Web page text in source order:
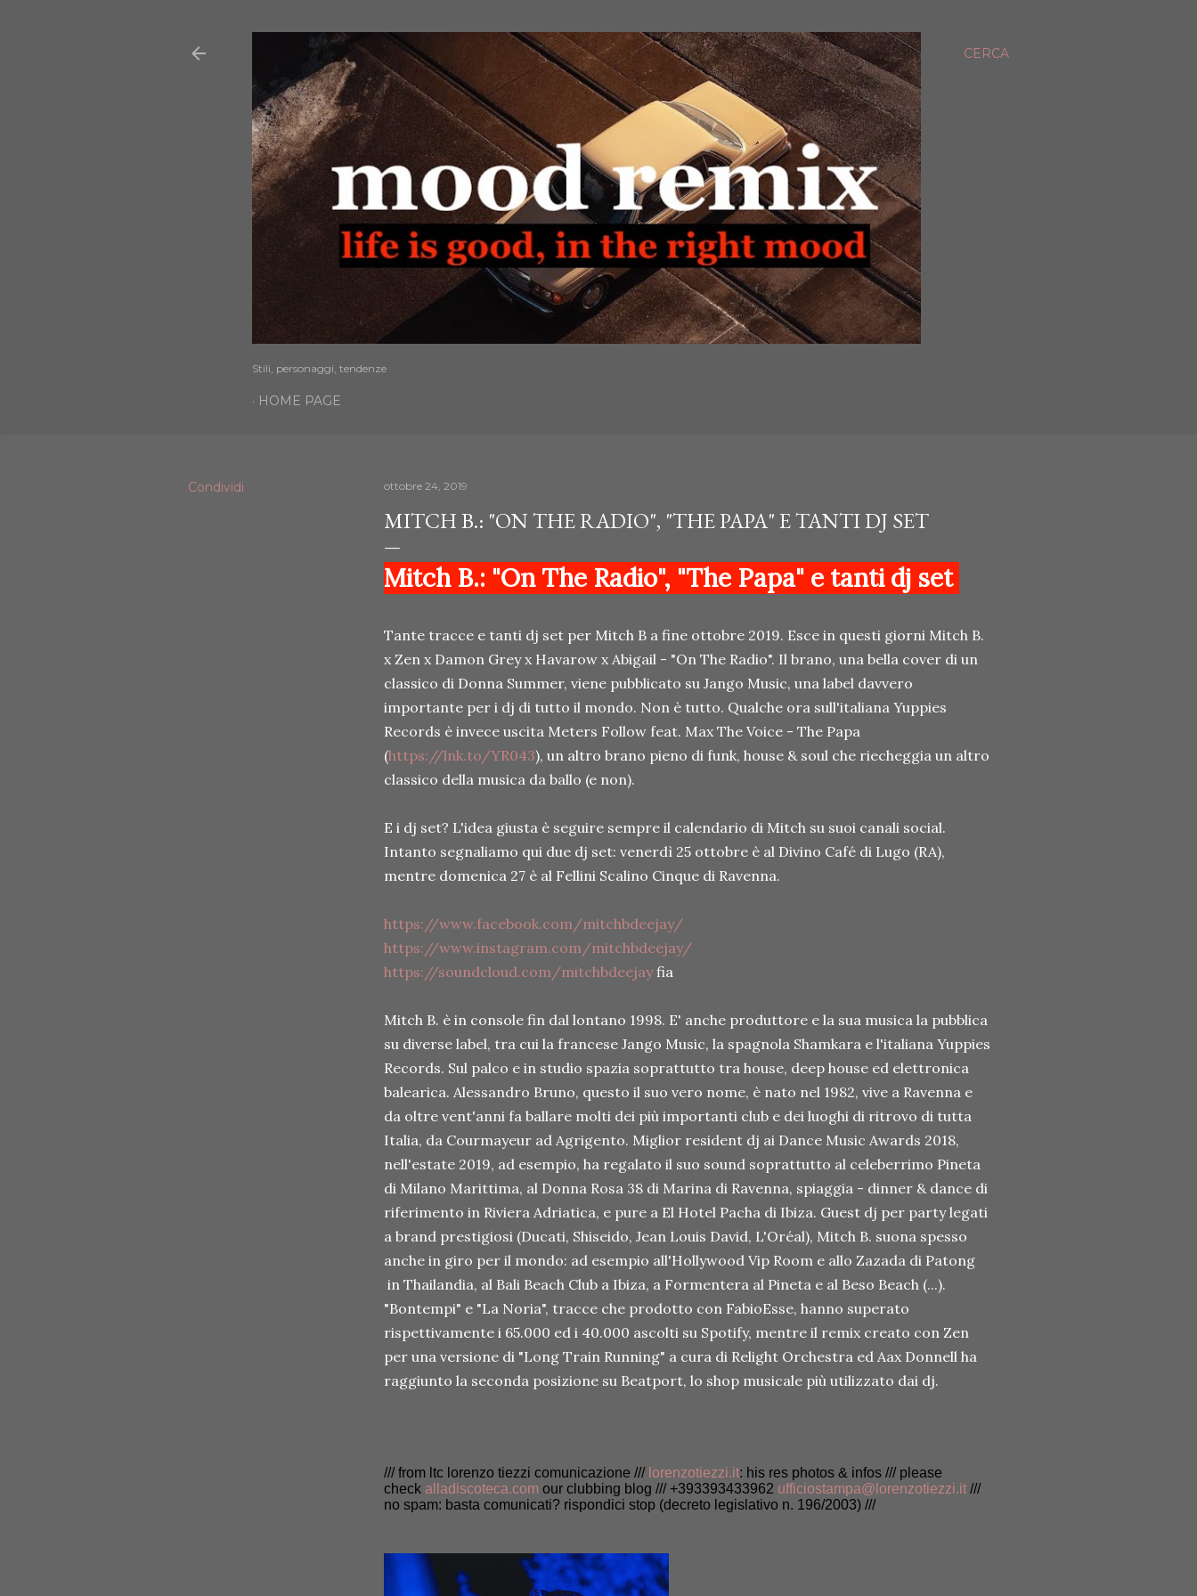
CERCA
Stili, personaggi, tendenze
HOME PAGE
Condividi ottobre 24, 2019
MITCH B.: "ON THE RADIO", "THE PAPA" E TANTI DJ SET
Mitch B.: "On The Radio", "The Papa" e tanti dj set
Tante tracce e tanti dj set per Mitch B a fine ottobre 2019. Esce in questi giorni Mitch B.
x Zen x Damon Grey x Havarow x Abigail - "On The Radio". Il brano, una bella cover di un
classico di Donna Summer, viene pubblicato su Jango Music, una label davvero
importante per i dj di tutto il mondo. Non è tutto. Qualche ora sull'italiana Yuppies
Records è invece uscita Meters Follow feat. Max The Voice - The Papa
(https://lnk.to/YR043), un altro brano pieno di funk, house & soul che riecheggia un altro
classico della musica da ballo (e non).
E i dj set? L'idea giusta è seguire sempre il calendario di Mitch su suoi canali social.
Intanto segnaliamo qui due dj set: venerdì 25 ottobre è al Divino Café di Lugo (RA),
mentre domenica 27 è al Fellini Scalino Cinque di Ravenna.
https://www.facebook.com/mitchbdeejay/
https://www.instagram.com/mitchbdeejay/
https://soundcloud.com/mitchbdeejayfia
Mitch B. è in console fin dal lontano 1998. E' anche produttore e la sua musica la pubblica
su diverse label, tra cui la francese Jango Music, la spagnola Shamkara e l'italiana Yuppies
Records. Sul palco e in studio spazia soprattutto tra house, deep house ed elettronica
balearica. Alessandro Bruno, questo il suo vero nome, è nato nel 1982, vive a Ravenna e
da oltre vent'anni fa ballare molti dei più importanti club e dei luoghi di ritrovo di tutta
Italia, da Courmayeur ad Agrigento. Miglior resident dj ai Dance Music Awards 2018,
nell'estate 2019, ad esempio, ha regalato il suo sound soprattutto al celeberrimo Pineta
di Milano Marittima, al Donna Rosa 38 di Marina di Ravenna, spiaggia - dinner & dance di
riferimento in Riviera Adriatica, e pure a El Hotel Pacha di Ibiza. Guest dj per party legati
a brand prestigiosi (Ducati, Shiseido, Jean Louis David, L'Oréal), Mitch B. suona spesso
anche in giro per il mondo: ad esempio all'Hollywood Vip Room e allo Zazada di Patong
in Thailandia, al Bali Beach Club a Ibiza, a Formentera al Pineta e al Beso Beach (...).
"Bontempi" e "La Noria", tracce che prodotto con FabioEsse, hanno superato
rispettivamente i 65.000 ed i 40.000 ascolti su Spotify, mentre il remix creato con Zen
per una versione di "Long Train Running" a cura di Relight Orchestra ed Aax Donnell ha
raggiunto la seconda posizione su Beatport, lo shop musicale più utilizzato dai dj.
/// from ltc lorenzo tiezzi comunicazione /// lorenzotiezzi.it: his res photos & infos /// please
check alladiscoteca.com our clubbing blog /// +393393433962 ufficiostampa@lorenzotiezzi.it ///
no spam: basta comunicati? rispondici stop (decreto legislativo n. 196/2003) ///